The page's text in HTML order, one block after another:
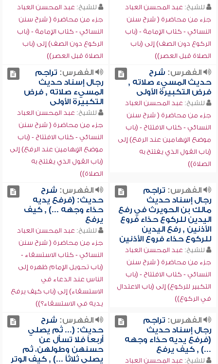
للشيخ: عبد المحسن العباد
جزء من محاضرة ( شرح سنن
النسائي - كتاب الإمامة - (باب
الركوع دون الصف) إلى (باب
الصلاة قبل العصر))
للشيخ: عبد المحسن العباد
جزء من محاضرة ( شرح سنن
النسائي - كتاب الإمامة - (باب
الركوع دون الصف) إلى (باب
الصلاة قبل العصر))
الفهرس: شرح
حديث المسيء صلاته ,
فرض التكبيرة الأولى
للشيخ: عبد المحسن العباد
جزء من محاضرة ( شرح سنن
النسائي - كتاب الافتتاح - (باب
موضع الإبهامين عند الرفع) إلى
(باب القول الذي يفتتح به
الصلاة))
الفهرس: تراجم
رجال إسناد حديث
المسيء صلاته , فرض
التكبيرة الأولى
للشيخ: عبد المحسن العباد
جزء من محاضرة ( شرح سنن
النسائي - كتاب الافتتاح - (باب
موضع الإبهامين عند الرفع) إلى
(باب القول الذي يفتتح به
الصلاة))
الفهرس: تراجم
رجال إسناد حديث
مالك بن الحويرث في رفع
اليدين للركوع حذاء فروع
الأذنين , رفع اليدين
للركوع حذاء فروع الأذنين
للشيخ: عبد المحسن العباد
جزء من محاضرة ( شرح سنن
النسائي - كتاب الافتتاح - (باب
التكبير للركوع) إلى (باب الاعتدال
في الركوع))
الفهرس: شرح
حديث: (فرفع يديه
حذاء وجهه ...) , كيف
يرفع
للشيخ: عبد المحسن العباد
جزء من محاضرة ( شرح سنن
النسائي - كتاب الاستسقاء -
(باب تحويل الإمام ظهره إلى
الناس عند الدعاء في
الاستسقاء) إلى (باب كيف يرفع
يديه في الاستسقاء؟))
الفهرس: تراجم
رجال إسناد حديث
(فرفع يديه حذاء وجهه
...) , كيف يرفع
للشيخ: عبد المحسن العباد
الفهرس: شرح
حديث: (... ثم يصلي
أربعاً فلا تسأل عن
حسنهن وطولهن، ثم
يصلي ثلاثاً ...) , كيف الوتر